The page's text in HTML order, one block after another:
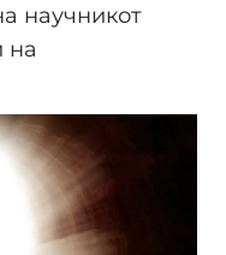
научникот
на